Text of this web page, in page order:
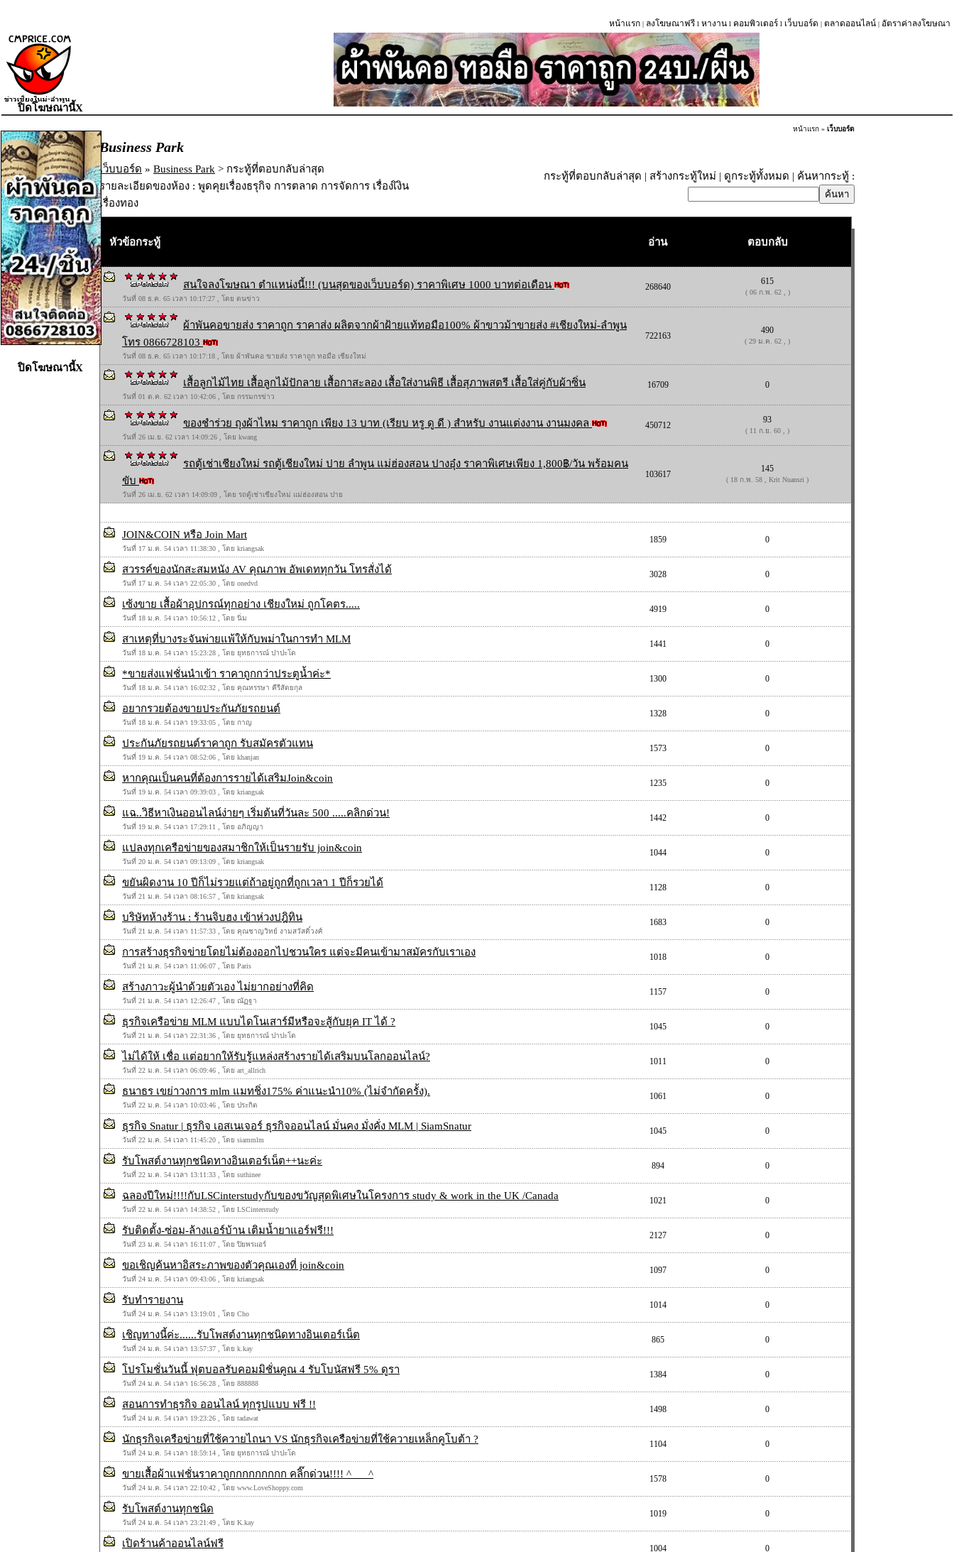
หน้าแรก | ลงโฆษณาฟรี l หางาน l คอมพิวเตอร์ l เว็บบอร์ด | ตลาดออนไลน์ | อัตราค่าลงโฆษณา
หน้าแรก » เว็บบอร์ด
Business Park
เว็บบอร์ด » Business Park > กระทู้ที่ตอบกลับล่าสุด
รายละเอียดของห้อง : พูดคุยเรื่องธรุกิจ การตลาด การจัดการ เรื่องเิงิน
เรื่องทอง
กระทู้ที่ตอบกลับล่าสุด | สร้างกระทู้ใหม่ | ดูกระทู้ทั้งหมด | ค้นหากระทู้ :
หัวข้อกระทู้ อ่าน ตอบกลับ
สนใจลงโฆษณา ตำแหน่งนี้!!! (บนสุดของเว็บบอร์ด) ราคาพิเศษ 1000 บาทต่อเดือน
วันที่ 08 ธ.ค. 65 เวลา 10:17:27 , โดย ตนข่าว
268640
615
( 06 ก.พ. 62 , )
ผ้าพันคอขายส่ง ราคาถูก ราคาส่ง ผลิตจากผ้าฝ้ายแท้ทอมือ100% ผ้าขาวม้าขายส่ง #เชียงใหม่-ลำพูน
โทร 0866728103
วันที่ 08 ธ.ค. 65 เวลา 10:17:18 , โดย ผ้าพันคอ ขายส่ง ราคาถูก ทอมือ เชียงใหม่
722163
490
( 29 ม.ค. 62 , )
เสื้อลูกไม้ไทย เสื้อลูกไม้ปักลาย เสื้อกาสะลอง เสื้อใส่งานพิธี เสื้อสุภาพสตรี เสื้อใส่คู่กับผ้าซิ่น
วันที่ 01 ต.ค. 62 เวลา 10:42:06 , โดย กรรมกรข่าว
16709 0
ของชำร่วย ถุงผ้าไหม ราคาถูก เพียง 13 บาท (เรียบ หรู ดู ดี ) สำหรับ งานแต่งงาน งานมงคล
วันที่ 26 เม.ย. 62 เวลา 14:09:26 , โดย kwang
450712
93
( 11 ก.ย. 60 , )
รถตู้เช่าเชียงใหม่ รถตู้เชียงใหม่ ปาย ลำพูน แม่ฮ่องสอน ปางอุ๋ง ราคาพิเศษเพียง 1,800฿/วัน พร้อมคน
ขับ
วันที่ 26 เม.ย. 62 เวลา 14:09:09 , โดย รถตู้เช่าเชียงใหม่ แม่ฮ่องสอน ปาย
103617
145
( 18 ก.พ. 58 , Krit Nuansri )
JOIN&COIN หรือ Join Mart
วันที่ 17 ม.ค. 54 เวลา 11:38:30 , โดย kriangsak
1859 0
สวรรค์ของนักสะสมหนัง AV คุณภาพ อัพเดททุกวัน โทรสั่งได้
วันที่ 17 ม.ค. 54 เวลา 22:05:30 , โดย onedvd
3028 0
เซ้งขาย เสื้อผ้าอุปกรณ์ทุกอย่าง เชียงใหม่ ถูกโคตร.....
วันที่ 18 ม.ค. 54 เวลา 10:56:12 , โดย นิ่ม
4919 0
สาเหตุที่บางระจันพ่ายแพ้ให้กับพม่าในการทำ MLM
วันที่ 18 ม.ค. 54 เวลา 15:23:28 , โดย ยุทธการณ์ ปาปะโด
1441 0
*ขายส่งแฟชั่นนำเข้า ราคาถูกกว่าประตูน้ำค่ะ*
วันที่ 18 ม.ค. 54 เวลา 16:02:32 , โดย คุณหรรษา คีรีสัตยกุล
1300 0
อยากรวยต้องขายประกันภัยรถยนต์
วันที่ 18 ม.ค. 54 เวลา 19:33:05 , โดย กาญ
1328 0
ประกันภัยรถยนต์ราคาถูก รับสมัครตัวแทน
วันที่ 19 ม.ค. 54 เวลา 08:52:06 , โดย khanjan
1573 0
หากคุณเป็นคนที่ต้องการรายได้เสริมJoin&coin
วันที่ 19 ม.ค. 54 เวลา 09:39:03 , โดย kriangsak
1235 0
แฉ..วิธีหาเงินออนไลน์ง่ายๆ เริ่มต้นที่วันละ 500 .....คลิกด่วน!
วันที่ 19 ม.ค. 54 เวลา 17:29:11 , โดย อภิญญา
1442 0
แปลงทุกเครือข่ายของสมาชิกให้เป็นรายรับ join&coin
วันที่ 20 ม.ค. 54 เวลา 09:13:09 , โดย kriangsak
1044 0
ขยันผิดงาน 10 ปีก็ไม่รวยแต่ถ้าอยู่ถูกที่ถูกเวลา 1 ปีก็รวยได้
วันที่ 21 ม.ค. 54 เวลา 08:16:57 , โดย kriangsak
1128 0
บริษัทห้างร้าน : ร้านจิบฮง เข้าห่วงปฎิทิน
วันที่ 21 ม.ค. 54 เวลา 11:57:33 , โดย คุณชาญวิทย์ งามสวัสดิ์วงศ์
1683 0
การสร้างธุรกิจข่ายโดยไม่ต้องออกไปชวนใคร แต่จะมีคนเข้ามาสมัครกับเราเอง
วันที่ 21 ม.ค. 54 เวลา 11:06:07 , โดย Paris
1018 0
สร้างภาวะผู้นำด้วยตัวเอง ไม่ยากอย่างที่คิด
วันที่ 21 ม.ค. 54 เวลา 12:26:47 , โดย ณัฏฐา
1157 0
ธุรกิจเครือข่าย MLM แบบไดโนเสาร์มีหรือจะสู้กับยุค IT ได้ ?
วันที่ 21 ม.ค. 54 เวลา 22:31:36 , โดย ยุทธการณ์ ปาปะโด
1045 0
ไม่ได้ให้ เชื่อ แต่อยากให้รับรู้แหล่งสร้างรายได้เสริมบนโลกออนไลน์?
วันที่ 22 ม.ค. 54 เวลา 06:09:46 , โดย art_allrich
1011 0
ธนาธร เขย่าวงการ mlm แมทชิ่ง175% ค่าแนะนำ10% (ไม่จำกัดครั้ง).
วันที่ 22 ม.ค. 54 เวลา 10:03:46 , โดย ประกิต
1061 0
ธุรกิจ Snatur | ธุรกิจ เอสเนเจอร์ ธุรกิจออนไลน์ มั่นคง มั่งคั่ง MLM | SiamSnatur
วันที่ 22 ม.ค. 54 เวลา 11:45:20 , โดย siammlm
1045 0
รับโพสต์งานทุกชนิดทางอินเตอร์เน็ต++นะค่ะ
วันที่ 22 ม.ค. 54 เวลา 13:11:33 , โดย suthinee
894 0
ฉลองปีใหม่!!!!กับLSCinterstudyกับของขวัญสุดพิเศษในโครงการ study & work in the UK /Canada
วันที่ 22 ม.ค. 54 เวลา 14:38:52 , โดย LSCinterstudy
1021 0
รับติดตั้ง-ซ่อม-ล้างแอร์บ้าน เติมน้ำยาแอร์ฟรี!!!
วันที่ 23 ม.ค. 54 เวลา 16:11:07 , โดย ปิยพรแอร์
2127 0
ขอเชิญค้นหาอิสระภาพของตัวคุณเองที่ join&coin
วันที่ 24 ม.ค. 54 เวลา 09:43:06 , โดย kriangsak
1097 0
รับทำรายงาน
วันที่ 24 ม.ค. 54 เวลา 13:19:01 , โดย Cho
1014 0
เชิญทางนี้ค่ะ......รับโพสต์งานทุกชนิดทางอินเตอร์เน็ต
วันที่ 24 ม.ค. 54 เวลา 13:57:37 , โดย k.kay
865 0
โปรโมชั่นวันนี้ ฟุตบอลรับคอมมิชั่นคูณ 4 รับโบนัสฟรี 5% ดูรา
วันที่ 24 ม.ค. 54 เวลา 16:56:28 , โดย 888888
1384 0
สอนการทำธุรกิจ ออนไลน์ ทุกรูปแบบ ฟรี !!
วันที่ 24 ม.ค. 54 เวลา 19:23:26 , โดย tadawat
1498 0
นักธุรกิจเครือข่ายที่ใช้ควายไถนา VS นักธุรกิจเครือข่ายที่ใช้ควายเหล็กคูโบต้า ?
วันที่ 24 ม.ค. 54 เวลา 18:59:14 , โดย ยุทธการณ์ ปาปะโด
1104 0
ขายเสื้อผ้าแฟชั่นราคาถูกกกกกกกกก คลิ๊กด่วน!!!! ^___^
วันที่ 24 ม.ค. 54 เวลา 22:10:42 , โดย www.LoveShoppy.com
1578 0
รับโพสต์งานทุกชนิด
วันที่ 24 ม.ค. 54 เวลา 23:21:49 , โดย K.kay
1019 0
เปิดร้านค้าออนไลน์ฟรี 1004 0
ปิดโฆษณานี้X
ปิดโฆษณานี้X